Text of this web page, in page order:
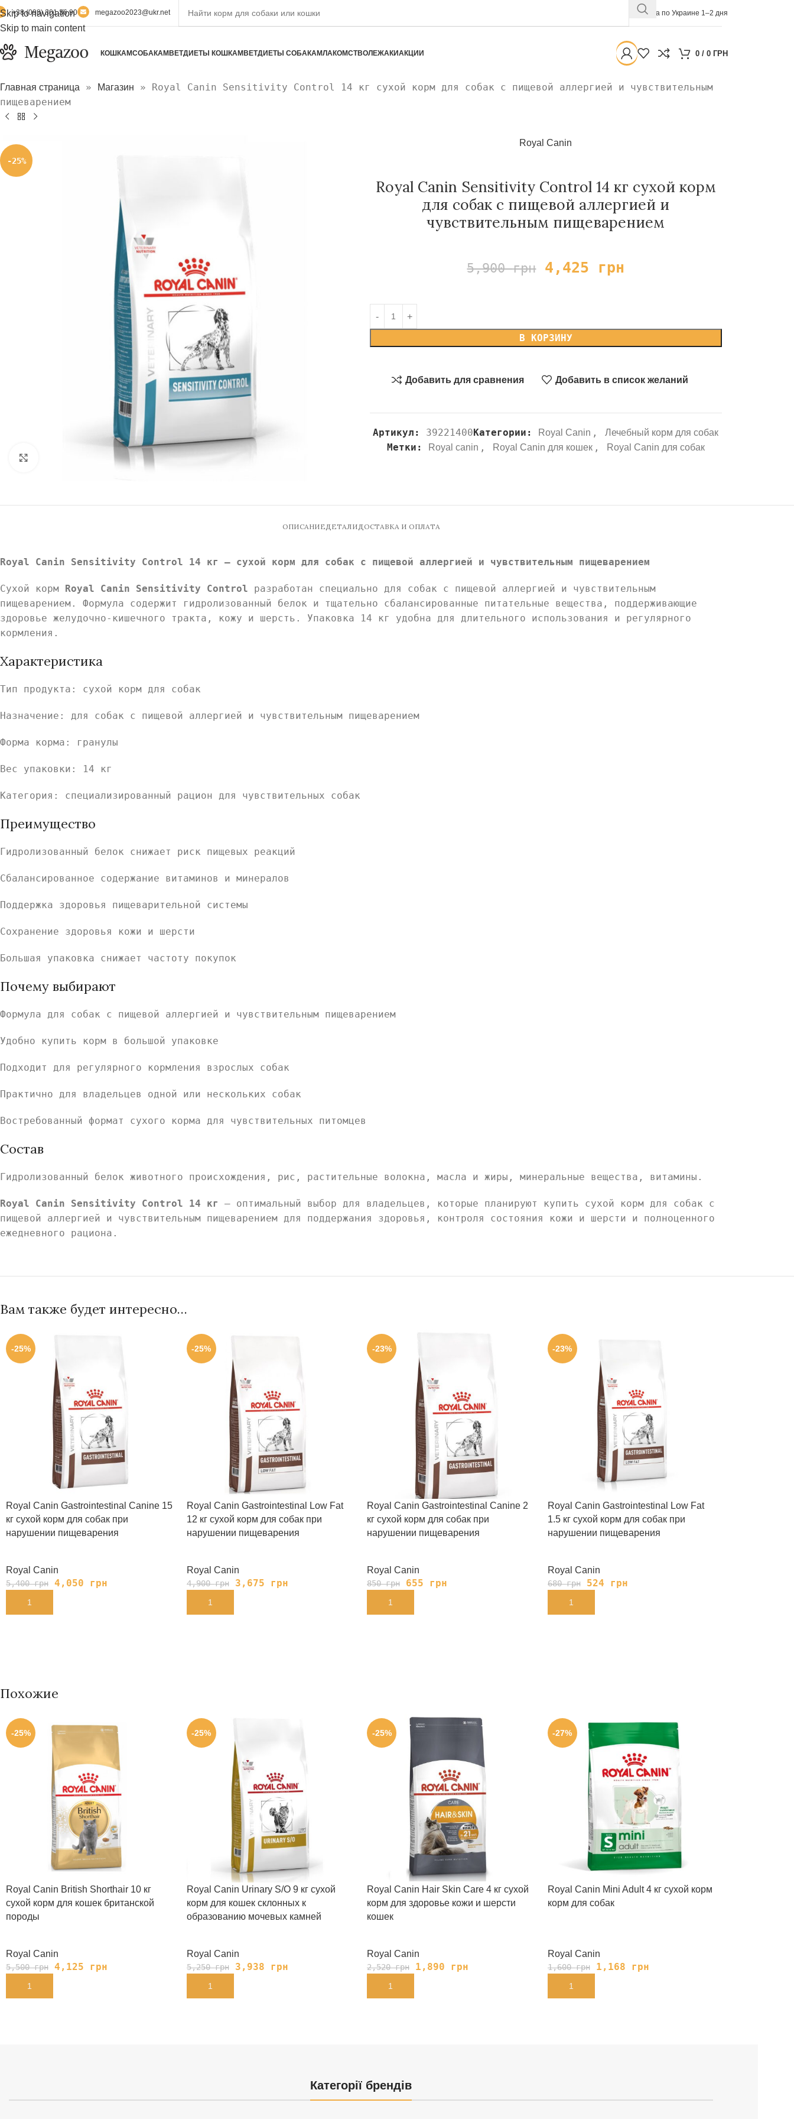
Skip to navigation
Skip to main content
+38 (098) 301 36 90 megazoo2023@ukr.net Доставка по Украине 1–2 дня
КОШКАМСОБАКАМ ВЕТДИЕТЫ КОШКАМ ВЕТДИЕТЫ СОБАКАМЛАКОМСТВОЛЕЖАКИАКЦИИ 0 / 0 ГРН
Главная страница » Магазин » Royal Canin Sensitivity Control 14 кг сухой корм для собак с пищевой аллергией и чувствительным
пищеварением
-25%
Нажмите, чтобы увеличить
Royal Canin
Royal Canin Sensitivity Control 14 кг сухой корм
для собак с пищевой аллергией и
чувствительным пищеварением
5,900грн 4,425 грн
В КОРЗИНУ
Добавить для сравнения Добавить в список желаний
Артикул: 39221400Категории: Royal Canin , Лечебный корм для собак
Метки: Royal canin , Royal Canin для кошек , Royal Canin для собак
ОПИСАНИЕДЕТАЛИДОСТАВКА И ОПЛАТА
Royal Canin Sensitivity Control 14 кг — сухой корм для собак с пищевой аллергией и чувствительным пищеварением
Сухой корм Royal Canin Sensitivity Control разработан специально для собак с пищевой аллергией и чувствительным
пищеварением. Формула содержит гидролизованный белок и тщательно сбалансированные питательные вещества, поддерживающие
здоровье желудочно-кишечного тракта, кожу и шерсть. Упаковка 14 кг удобна для длительного использования и регулярного
кормления.
Характеристика
Тип продукта: сухой корм для собак
Назначение: для собак с пищевой аллергией и чувствительным пищеварением
Форма корма: гранулы
Вес упаковки: 14 кг
Категория: специализированный рацион для чувствительных собак
Преимущество
Гидролизованный белок снижает риск пищевых реакций
Сбалансированное содержание витаминов и минералов
Поддержка здоровья пищеварительной системы
Сохранение здоровья кожи и шерсти
Большая упаковка снижает частоту покупок
Почему выбирают
Формула для собак с пищевой аллергией и чувствительным пищеварением
Удобно купить корм в большой упаковке
Подходит для регулярного кормления взрослых собак
Практично для владельцев одной или нескольких собак
Востребованный формат сухого кормa для чувствительных питомцев
Состав
Гидролизованный белок животного происхождения, рис, растительные волокна, масла и жиры, минеральные вещества, витамины.
Royal Canin Sensitivity Control 14 кг
— оптимальный выбор для владельцев, которые планируют купить сухой корм для собак с
пищевой аллергией и чувствительным пищеварением для поддержания здоровья, контроля состояния кожи и шерсти и полноценного
ежедневного рациона.
Вам также будет интересно…
-25%
Royal Canin Gastrointestinal Canine 15
кг сухой корм для собак при
нарушении пищеварения
Royal Canin
5,400грн 4,050 грн
В КОРЗИНУ
-25%
Royal Canin Gastrointestinal Low Fat
12 кг сухой корм для собак при
нарушении пищеварения
Royal Canin
4,900грн 3,675 грн
В КОРЗИНУ
-23%
Royal Canin Gastrointestinal Canine 2
кг сухой корм для собак при
нарушении пищеварения
Royal Canin
850грн 655 грн
В КОРЗИНУ
-23%
Royal Canin Gastrointestinal Low Fat
1.5 кг сухой корм для собак при
нарушении пищеварения
Royal Canin
680грн 524 грн
В КОРЗИНУ
Похожие
-25%
Royal Canin British Shorthair 10 кг
сухой корм для кошек британской
породы
Royal Canin
5,500грн 4,125 грн
В КОРЗИНУ
-25%
Royal Canin Urinary S/O 9 кг сухой
корм для кошек склонных к
образованию мочевых камней
Royal Canin
5,250грн 3,938 грн
В КОРЗИНУ
-25%
Royal Canin Hair Skin Care 4 кг сухой
корм для здоровье кожи и шерсти
кошек
Royal Canin
2,520грн 1,890 грн
В КОРЗИНУ
-27%
Royal Canin Mini Adult 4 кг сухой корм
корм для собак
Royal Canin
1,600грн 1,168 грн
В КОРЗИНУ
Категорії брендів